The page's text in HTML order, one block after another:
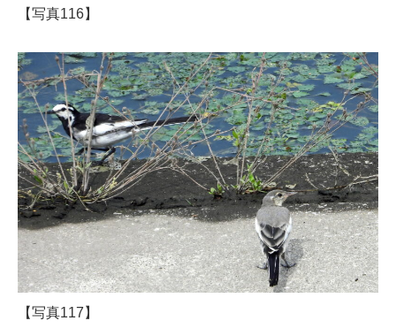
【写真116】
【写真117】